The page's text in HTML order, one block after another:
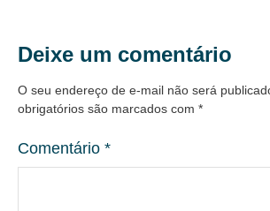
Deixe um comentário
O seu endereço de e-mail não será
obrigatórios são marcados com *
Comentário *